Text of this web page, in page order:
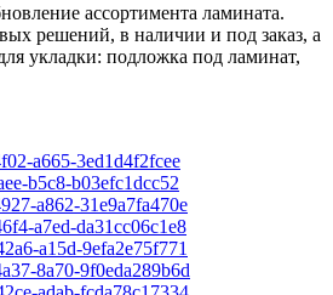
ассортимента ламината.
решений, в наличии и под заказ, а
укладки: подложка под ламинат,